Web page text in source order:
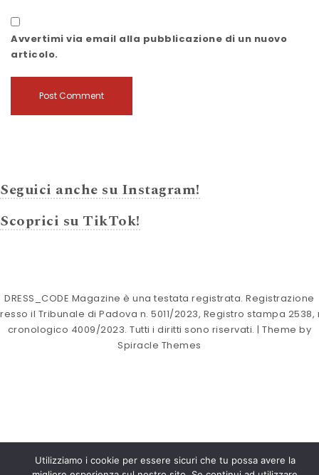
Avvertimi via email alla pubblicazione di un nuovo
articolo.
Seguici anche su Instagram!
Scoprici su TikTok!
DRESS_CODE Magazine è una testata registrata. Registrazione
il Tribunale di Padova n. 5011/2023, Registro stampa 2538,
cronologico 4009/2023. Tutti i diritti sono riservati. | Theme by
Spiracle Themes
Utilizziamo i cookie per essere sicuri che tu possa avere la